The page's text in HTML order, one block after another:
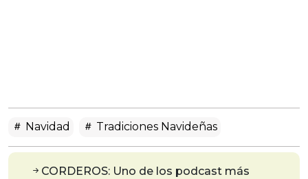
Navidad Tradiciones Navideñas
CORDEROS: Uno de los podcast más